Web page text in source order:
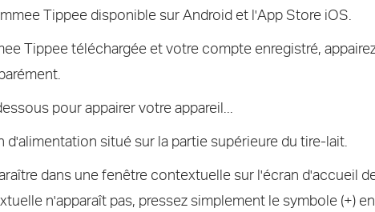
Tippee disponible sur Android et l'App Store iOS.
Tippee téléchargée et votre compte enregistré,
pour appairer votre appareil...
situé sur la partie supérieure du tire-lait.
dans une fenêtre contextuelle sur l'écran d'accueil
n'apparaît pas, pressez simplement le symbole (+)